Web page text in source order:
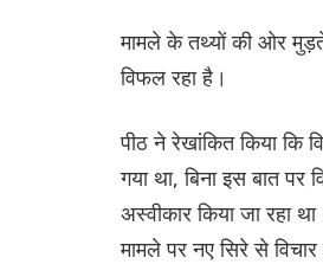
मामले के तथ्यों की ओर
विफल रहा है।
पीठ ने रेखांकित किया कि
गया था, बिना इस बात पर
अस्वीकार किया जा रहा
मामले पर नए सिरे से